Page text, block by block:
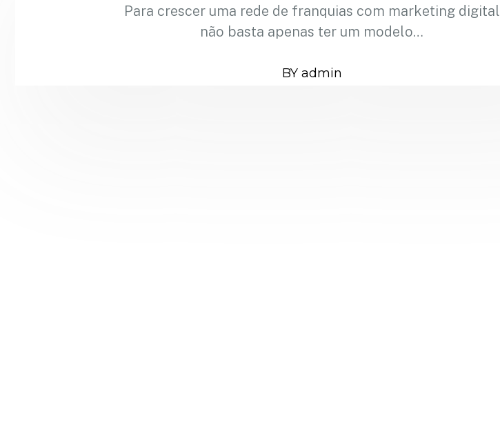
Para crescer uma rede de franquias com marketing digital
não basta apenas ter um modelo…
BY admin